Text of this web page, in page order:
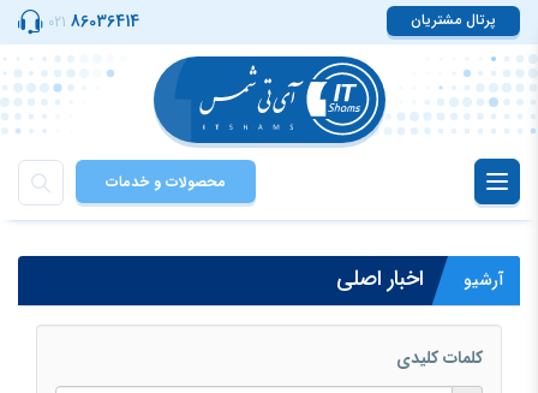
021 86036414 پرتال مشتریان
Toggle
navigation
محصولات و خدمات
آرشیو اخبار اصلی
کلمات کلیدی